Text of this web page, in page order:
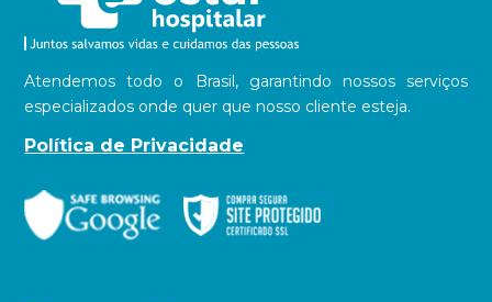
Atendemos todo o Brasil, garantindo nossos serviços
especializados onde quer que nosso cliente esteja.
Política de Privacidade